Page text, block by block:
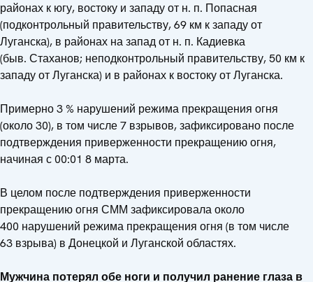
районах к югу, востоку и западу от н. п. Попасная
(подконтрольный правительству, 69 км к западу от
Луганска), в районах на запад от н. п. Кадиевка
(быв. Стаханов; неподконтрольный правительству, 50 км к
западу от Луганска) и в районах к востоку от Луганска.
Примерно 3 % нарушений режима прекращения огня
(около 30), в том числе 7 взрывов, зафиксировано после
подтверждения приверженности прекращению огня,
начиная с 00:01 8 марта.
В целом после подтверждения приверженности
прекращению огня СММ зафиксировала около
400 нарушений режима прекращения огня (в том числе
63 взрыва) в Донецкой и Луганской областях.
Мужчина потерял обе ноги и получил ранение глаза в